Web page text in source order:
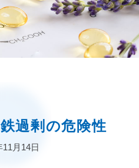
月経
過剰の危険性
11月14日